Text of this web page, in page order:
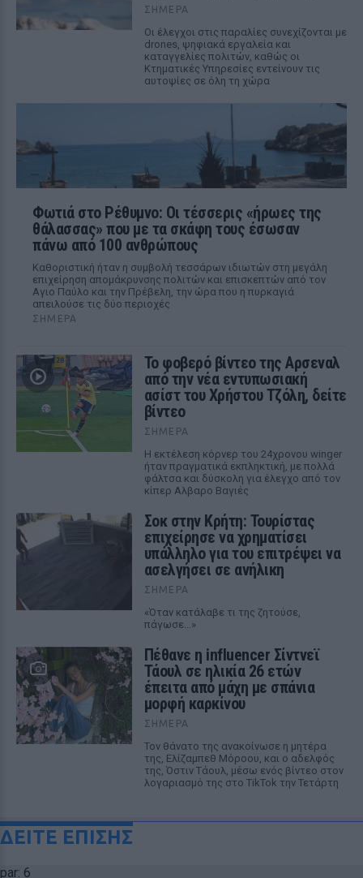
ΣΉΜΕΡΑ
Οι έλεγχοι στις παραλίες συνεχίζονται με
drones, ψηφιακά εργαλεία και
καταγγελίες πολιτών, καθώς οι
Κτηματικές Υπηρεσίες εντείνουν τις
αυτοψίες σε όλη τη χώρα
Φωτιά στο Ρέθυμνο: Οι τέσσερις «ήρωες της
θάλασσας» που με τα σκάφη τους έσωσαν
πάνω από 100 ανθρώπους
Καθοριστική ήταν η συμβολή τεσσάρων ιδιωτών στη μεγάλη
επιχείρηση απομάκρυνσης πολιτών και επισκεπτών από τον
Αγιο Παύλο και την Πρέβελη, την ώρα που η πυρκαγιά
απειλούσε τις δύο περιοχές
ΣΉΜΕΡΑ
Το φοβερό βίντεο της Αρσεναλ
από την νέα εντυπωσιακή
ασίστ του Χρήστου Τζόλη, δείτε
βίντεο
ΣΉΜΕΡΑ
Η εκτέλεση κόρνερ του 24χρονου winger
ήταν πραγματικά εκπληκτική, με πολλά
φάλτσα και δύσκολη για έλεγχο από τον
κίπερ Αλβαρο Βαγιές
Σοκ στην Κρήτη: Τουρίστας
επιχείρησε να χρηματίσει
υπάλληλο για του επιτρέψει να
ασελγήσει σε ανήλικη
ΣΉΜΕΡΑ
«Όταν κατάλαβε τι της ζητούσε,
πάγωσε...»
Πέθανε η influencer Σίντνεϊ
Τάουλ σε ηλικία 26 ετών
έπειτα από μάχη με σπάνια
μορφή καρκίνου
ΣΉΜΕΡΑ
Τον θάνατο της ανακοίνωσε η μητέρα
της, Ελίζαμπεθ Μόροου, και ο αδελφός
της, Όστιν Τάουλ, μέσω ενός βίντεο στον
λογαριασμό της στο TikTok την Τετάρτη
ΔΕΙΤΕ ΕΠΙΣΗΣ
par: 6